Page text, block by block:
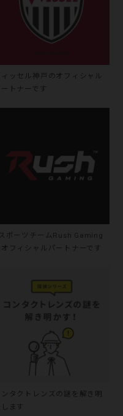
ィッセル神戸のオフィシャル
トナーです
ポーツチームRush Gaming
オフィシャルパートナーです
ンタクトレンズの謎を解き明
します